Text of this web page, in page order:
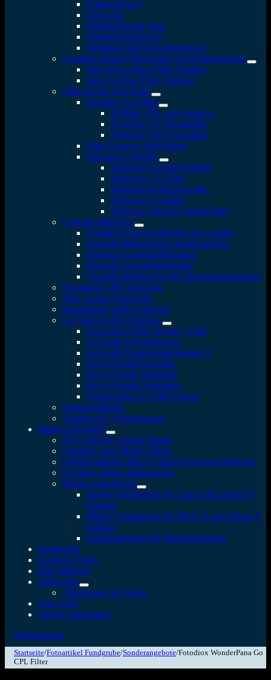
Kameradeckel
Lens Cap
Objektivdeckel Snap
Objektivrückdeckel
Heliopan Objektivschutzdeckel
Fotodiox Metall Filteradapter und Reduzierringe
Step Down Ring Filter Adapter
Step Up Ring Filter Adapter
Filter für die Fotografie
Fotodiox Fotofilter
Polfilter CPL von Fotodiox
Fotodiox UV Schutzfilter
Fotodiox ND 8 Graufilter
Milo Schwarz-Weiß-Filter
Heliopan Fotofilter
Heliopan Circular Polfilter
Heliopan UV-Filter
Heliopan-Protection Filter
Heliopan Graufilter
Heliopan Schwarz-Weiss-Filter
Gegenlichtblenden
3-teilige Gegenlichtblende aus Gummi
Gegenlichtblende mit Objektivdeckel
Heliopan Gegenlichtblenden
Bajonett Gegenlichtblenden
Gegenlichtblende für RF Messsucherkameras
Fotostudio LED Leuchten
Jobo Analog Fotografie
Smartphone Selfie Light Kit
GoTough GoPro Zubehör
GoTough GoPro Deckel / Griff
GoTough QR Halterung
GoTough Kamerastativadapter 2
Pro GoTough Extender
Pro GoTough Sharkbite
Pro GoTough Schrauben
Wonderpana Go Filtersystem
Kamerazubehör
Zubehör für Videokameras
Makro-Fotografie
DLX Stretch Adapter Makro
Fotodiox Auto Makro Tubus
Objektivadapter Macro Vizelex Focusing Helicoid
Fotodiox Makro-Balgengerät
Makro Umkehrring
Makro Umkehrring für Canon RF und EOS
Kamera
Makro Umkehrring für Nikon Z und Nikon F
Kamera
Kupplungsringe für Makrofotografie
Fundgrube
Fotodiox Video
Blog Beiträge
Hilfeseiten
Anleitungen & Videos
Über mich
Vertrag widerrufen
Wissensbasis
Startseite/Fotoartikel Fundgrube/Sonderangebote/Fotodiox WonderPana Go
CPL Filter